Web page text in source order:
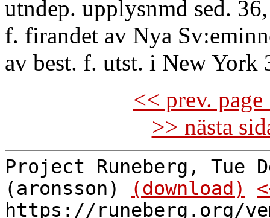
utndep. upplysnmd sed.
f. firandet av Nya
av best. f. utst. i New York
<< prev.
>> nästa
Project Runeberg, Tue
(aronsson)
(download)
https://runeberg.org/